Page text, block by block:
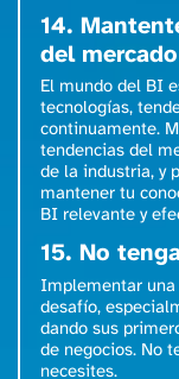
14.
del mercado
El mundo del BI
tecnologías,
continuamente.
tendencias del
de la industria, y
mantener tu
BI relevante y
15. No
Implementar
desafío,
dando sus
de negocios. No
necesites.